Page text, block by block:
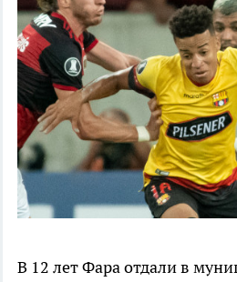
В 12 лет Фара отдали в